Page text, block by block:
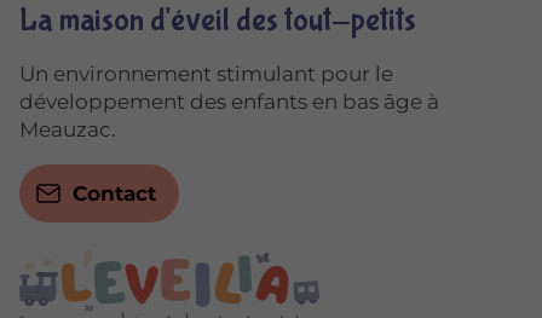
La maison d'éveil des tout-petits
Un environnement stimulant pour le
développement des enfants en bas âge à
Meauzac.
Contact